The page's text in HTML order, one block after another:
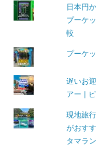
日本円
プーケ
較
プーケ
遅いお
アー |
現地旅
がおす
タマラ